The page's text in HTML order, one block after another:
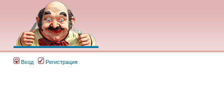
Вход Регистрация